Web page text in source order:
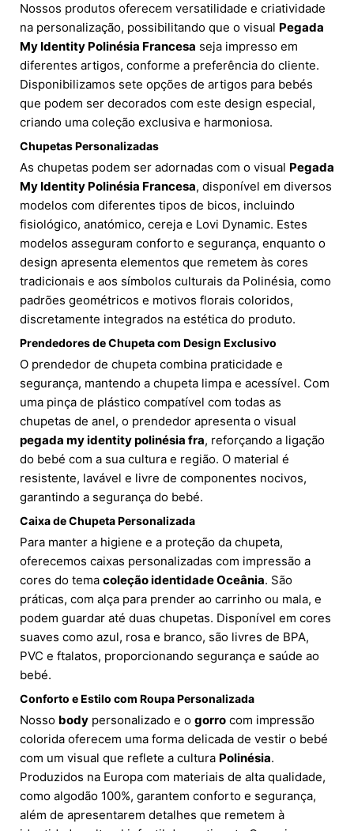
Nossos produtos oferecem versatilidade e criatividade
na personalização, possibilitando que o visual Pegada
My Identity Polinésia Francesa seja impresso em
diferentes artigos, conforme a preferência do cliente.
Disponibilizamos sete opções de artigos para bebés
que podem ser decorados com este design especial,
criando uma coleção exclusiva e harmoniosa.
Chupetas Personalizadas
As chupetas podem ser adornadas com o visual Pegada
My Identity Polinésia Francesa, disponível em diversos
modelos com diferentes tipos de bicos, incluindo
fisiológico, anatómico, cereja e Lovi Dynamic. Estes
modelos asseguram conforto e segurança, enquanto o
design apresenta elementos que remetem às cores
tradicionais e aos símbolos culturais da Polinésia, como
padrões geométricos e motivos florais coloridos,
discretamente integrados na estética do produto.
Prendedores de Chupeta com Design Exclusivo
O prendedor de chupeta combina praticidade e
segurança, mantendo a chupeta limpa e acessível. Com
uma pinça de plástico compatível com todas as
chupetas de anel, o prendedor apresenta o visual
pegada my identity polinésia fra, reforçando a ligação
do bebé com a sua cultura e região. O material é
resistente, lavável e livre de componentes nocivos,
garantindo a segurança do bebé.
Caixa de Chupeta Personalizada
Para manter a higiene e a proteção da chupeta,
oferecemos caixas personalizadas com impressão a
cores do tema coleção identidade Oceânia. São
práticas, com alça para prender ao carrinho ou mala, e
podem guardar até duas chupetas. Disponível em cores
suaves como azul, rosa e branco, são livres de BPA,
PVC e ftalatos, proporcionando segurança e saúde ao
bebé.
Conforto e Estilo com Roupa Personalizada
Nosso body personalizado e o gorro com impressão
colorida oferecem uma forma delicada de vestir o bebé
com um visual que reflete a cultura Polinésia.
Produzidos na Europa com materiais de alta qualidade,
como algodão 100%, garantem conforto e segurança,
além de apresentarem detalhes que remetem à